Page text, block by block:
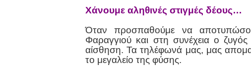
Χάνουμε αληθινές στιγμές δέους…
Όταν προσπαθούμε να
Φαραγγιού και στη συνέχεια ο
αίσθηση. Τα τηλέφωνά μας, μας
το μεγαλείο της φύσης.